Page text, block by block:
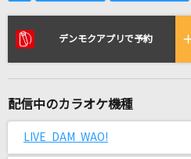
リアルタイムで歌わ
やさしさで溢れるように
デンモクアプリで予約
配信中のカラオケ機種
LIVE DAM WAO!